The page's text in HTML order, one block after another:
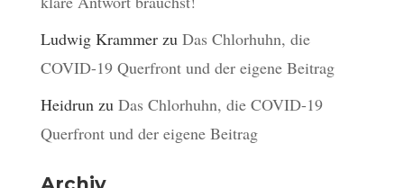
Ludwig Krammerzu Das Chlorhuhn, die
COVID-19 Querfront und der eigene Beitrag
Heidrunzu Das Chlorhuhn, die COVID-19
Querfront und der eigene Beitrag